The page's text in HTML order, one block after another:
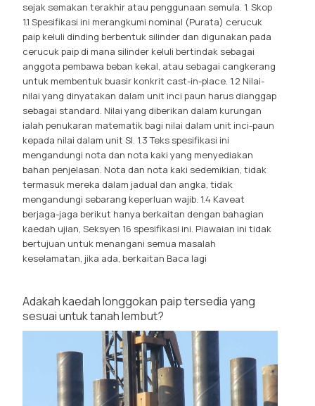
sejak semakan terakhir atau penggunaan semula. 1. Skop
1.1 Spesifikasi ini merangkumi nominal (Purata) cerucuk
paip keluli dinding berbentuk silinder dan digunakan pada
cerucuk paip di mana silinder keluli bertindak sebagai
anggota pembawa beban kekal, atau sebagai cangkerang
untuk membentuk buasir konkrit cast-in-place. 1.2 Nilai-
nilai yang dinyatakan dalam unit inci paun harus dianggap
sebagai standard. Nilai yang diberikan dalam kurungan
ialah penukaran matematik bagi nilai dalam unit inci-paun
kepada nilai dalam unit SI. 1.3 Teks spesifikasi ini
mengandungi nota dan nota kaki yang menyediakan
bahan penjelasan. Nota dan nota kaki sedemikian, tidak
termasuk mereka dalam jadual dan angka, tidak
mengandungi sebarang keperluan wajib. 1.4 Kaveat
berjaga-jaga berikut hanya berkaitan dengan bahagian
kaedah ujian, Seksyen 16 spesifikasi ini. Piawaian ini tidak
bertujuan untuk menangani semua masalah
keselamatan, jika ada, berkaitan Baca lagi
Adakah kaedah longgokan paip tersedia yang
sesuai untuk tanah lembut?